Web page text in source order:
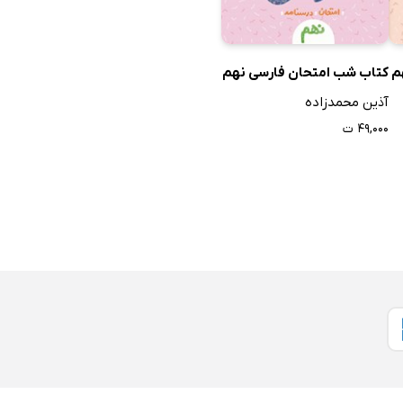
کتاب شب امتحان فارسی نهم
آذین محمدزاده
۴۹,۰۰۰ ت